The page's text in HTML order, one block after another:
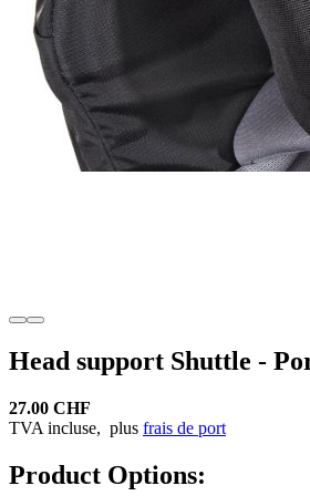
Head support Shuttle -
27.00 CHF
TVA incluse, plus frais de port
Product Options: